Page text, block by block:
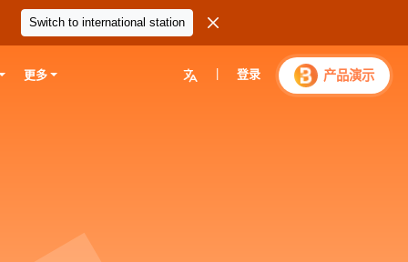
Switch to international station 
更多  登录 产品演示